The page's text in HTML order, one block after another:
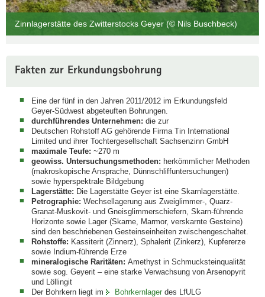
Zinnlagerstätte des Zwitterstocks Geyer (© Nils Buschbeck)
Fakten zur Erkundungsbohrung
Eine der fünf in den Jahren 2011/2012 im Erkundungsfeld
Geyer-Südwest abgeteuften Bohrungen.
durchführendes Unternehmen: die zur
Deutschen Rohstoff AG gehörende Firma Tin International
Limited und ihrer Tochtergesellschaft Sachsenzinn GmbH
maximale Teufe: ~270 m
geowiss. Untersuchungsmethoden: herkömmlicher Methoden
(makroskopische Ansprache, Dünnschliffuntersuchungen)
sowie hyperspektrale Bildgebung
Lagerstätte: Die Lagerstätte Geyer ist eine Skarnlagerstätte.
Petrographie: Wechsellagerung aus Zweiglimmer-, Quarz-
Granat-Muskovit- und Gneisglimmerschiefern, Skarn-führende
Horizonte sowie Lager (Skarne, Marmor, verskarnte Gesteine)
sind den beschriebenen Gesteinseinheiten zwischengeschaltet.
Rohstoffe: Kassiterit (Zinnerz), Sphalerit (Zinkerz), Kupfererze
sowie Indium-führende Erze
mineralogische Raritäten: Amethyst in Schmucksteinqualität
sowie sog. Geyerit – eine starke Verwachsung von Arsenopyrit
und Löllingit
Der Bohrkern liegt im
Bohrkernlager des LfULG